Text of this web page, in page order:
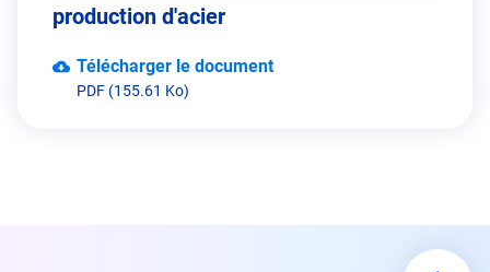
production d'acier
Télécharger le document
PDF (155.61 Ko)